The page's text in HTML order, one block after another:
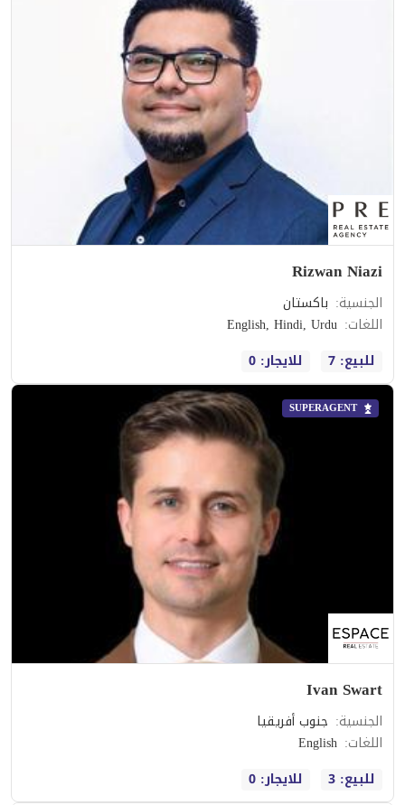
Rizwan Niazi
الجنسية: باكستان
اللغات:
English, Hindi, Urdu
للبيع: 7
للايجار: 0
SUPERAGENT
Ivan Swart
الجنسية: جنوب أفريقيا
اللغات:
English
للبيع: 3
للايجار: 0